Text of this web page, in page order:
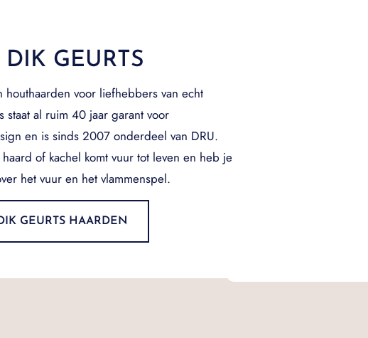
GEURTS
houthaarden voor liefhebbers van echt
staat al ruim 40 jaar garant voor
en is sinds 2007 onderdeel van DRU.
of kachel komt vuur tot leven en heb je
het vuur en het vlammenspel.
GEURTS HAARDEN